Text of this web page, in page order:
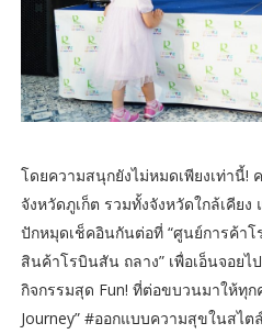
โดยความสนุกยังไม่หมดเพียงเท่านี้!
จังหวัดภูเก็ต รวมทั้งจังหวัดใกล้เคียง
ปักหมุดเช็คอินกันต่อที่ “ศูนย์การค้า
สินค้าโรบินสัน ถลาง” เพื่อเอ็นจอย
กิจกรรมสุด Fun! ที่ต่อขบวนมาให้ทุก
Journey” #ออกแบบความสุขในสไ